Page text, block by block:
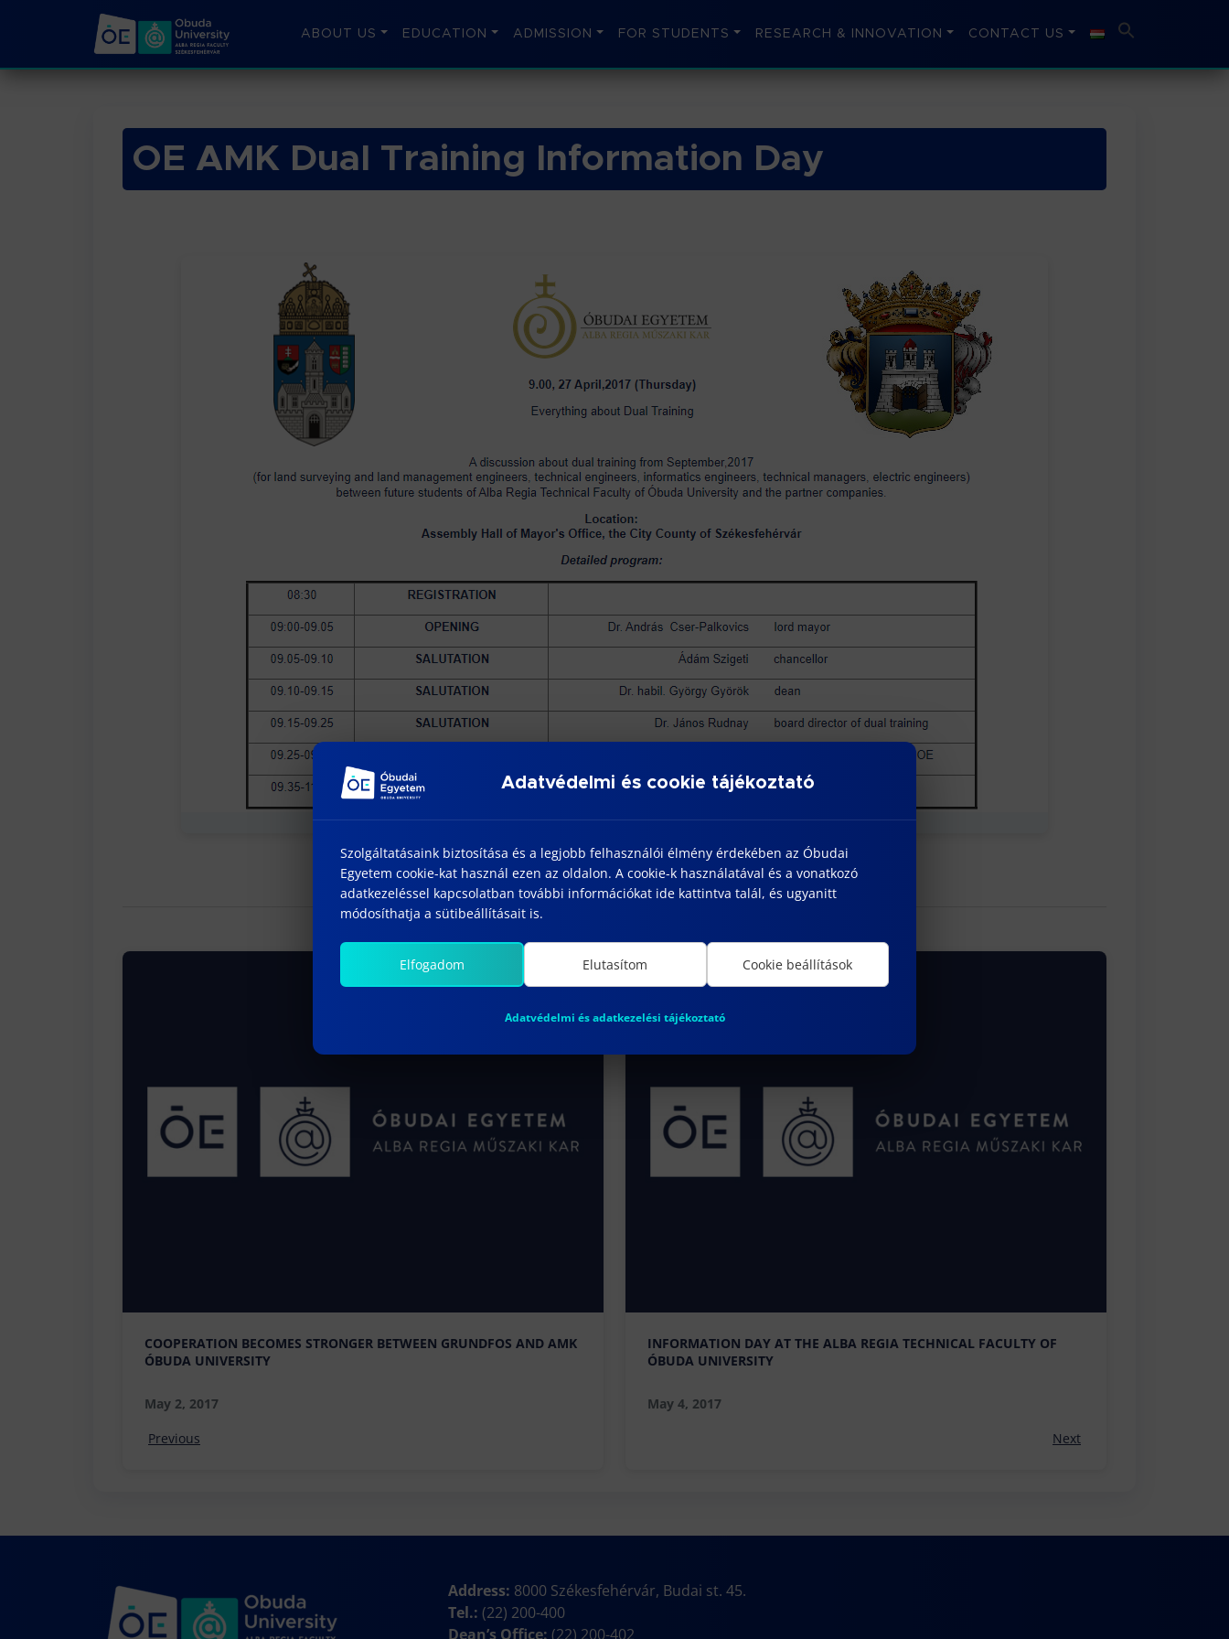
ABOUT US EDUCATION ADMISSION FOR STUDENTS RESEARCH & INNOVATION CONTACT US
OE AMK Dual Training Information Day
COOPERATION BECOMES STRONGER BETWEEN GRUNDFOS AND AMK
ÓBUDA UNIVERSITY
May 2, 2017
Previous
INFORMATION DAY AT THE ALBA REGIA TECHNICAL FACULTY OF
ÓBUDA UNIVERSITY
May 4, 2017
Next
Address: 8000 Székesfehérvár, Budai st. 45.
Tel.: (22) 200-400
Dean’s Office: (22) 200-402
Adatvédelmi és cookie tájékoztató
Szolgáltatásaink biztosítása és a legjobb felhasználói élmény érdekében az Óbudai
Egyetem cookie-kat használ ezen az oldalon. A cookie-k használatával és a vonatkozó
adatkezeléssel kapcsolatban további információkat ide kattintva talál, és ugyanitt
módosíthatja a sütibeállításait is.
Elfogadom Elutasítom Cookie beállítások
Adatvédelmi és adatkezelési tájékoztató